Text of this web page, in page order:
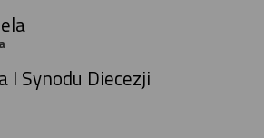
I Synodu Diecezji